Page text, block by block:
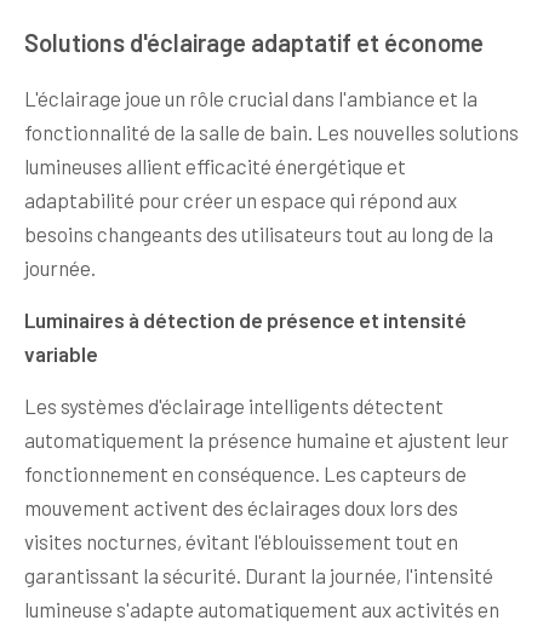
Solutions d'éclairage adaptatif et économe
L'éclairage joue un rôle crucial dans l'ambiance et la
fonctionnalité de la salle de bain. Les nouvelles solutions
lumineuses allient efficacité énergétique et
adaptabilité pour créer un espace qui répond aux
besoins changeants des utilisateurs tout au long de la
journée.
Luminaires à détection de présence et intensité
variable
Les systèmes d'éclairage intelligents détectent
automatiquement la présence humaine et ajustent leur
fonctionnement en conséquence. Les capteurs de
mouvement activent des éclairages doux lors des
visites nocturnes, évitant l'éblouissement tout en
garantissant la sécurité. Durant la journée, l'intensité
lumineuse s'adapte automatiquement aux activités en